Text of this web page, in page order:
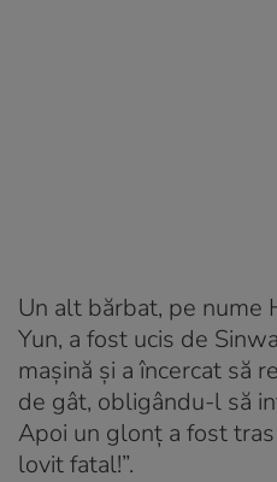
Un alt bărbat, pe nume
Yun, a fost ucis de
mașină și a încercat să
de gât, obligându-l să
Apoi un glonț a fost
lovit fatal!”.